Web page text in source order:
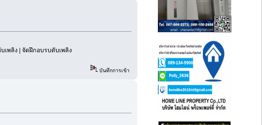
เพลิง | จัดฝึกอบรบดับเพลิง
บันทึกการเข้า